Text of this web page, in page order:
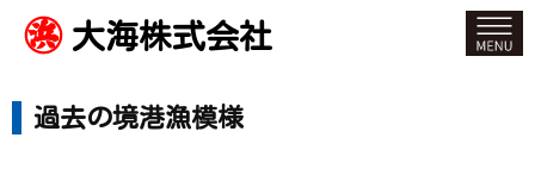
大海株式会社
過去の境港漁模様